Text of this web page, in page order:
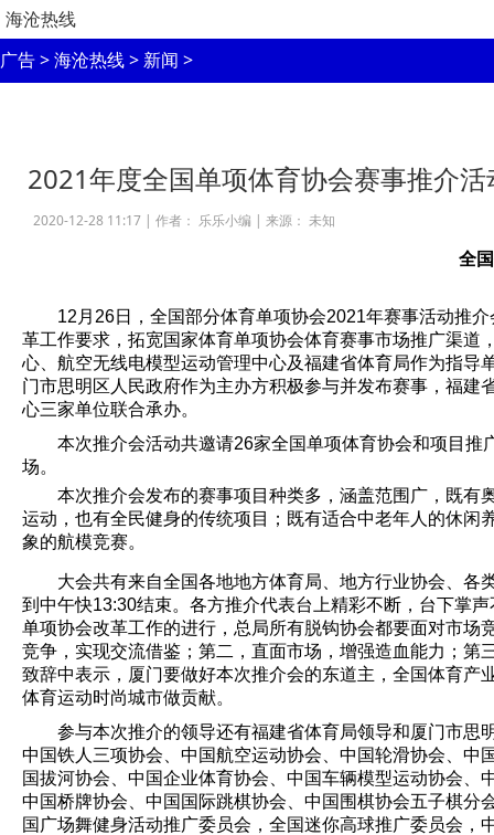
海沧热线
广告>海沧热线> 新闻 >
2021年度全国单项体育协会赛事推介活
2020-12-28 11:17 | 作者： 乐乐小编 | 来源： 未知
全
12月26日，全国部分体育单项协会2021年赛事活动推
革工作要求，拓宽国家体育单项协会体育赛事市场推广渠
心、航空无线电模型运动管理中心及福建省体育局作为指
门市思明区人民政府作为主办方积极参与并发布赛事，福
心三家单位联合承办。
本次推介会活动共邀请26家全国单项体育协会和项目
场。
本次推介会发布的赛事项目种类多，涵盖范围广，既有
运动，也有全民健身的传统项目；既有适合中老年人的休
象的航模竞赛。
大会共有来自全国各地地方体育局、地方行业协会、
到中午快13:30结束。各方推介代表台上精彩不断，台下掌
单项协会改革工作的进行，总局所有脱钩协会都要面对市
竞争，实现交流借鉴；第二，直面市场，增强造血能力；
致辞中表示，厦门要做好本次推介会的东道主，全国体育
体育运动时尚城市做贡献。
参与本次推介的领导还有福建省体育局领导和厦门市思
中国铁人三项协会、中国航空运动协会、中国轮滑协会、
国拔河协会、中国企业体育协会、中国车辆模型运动协会
中国桥牌协会、中国国际跳棋协会、中国围棋协会五子棋
国广场舞健身活动推广委员会，全国迷你高球推广委员会